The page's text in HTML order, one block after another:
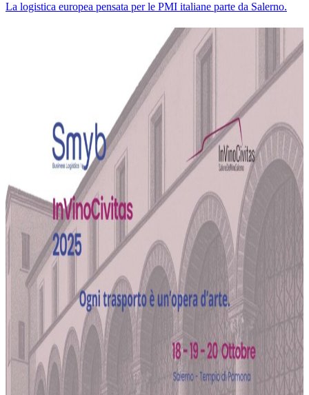
La logistica europea pensata per le PMI italiane parte da Salerno.